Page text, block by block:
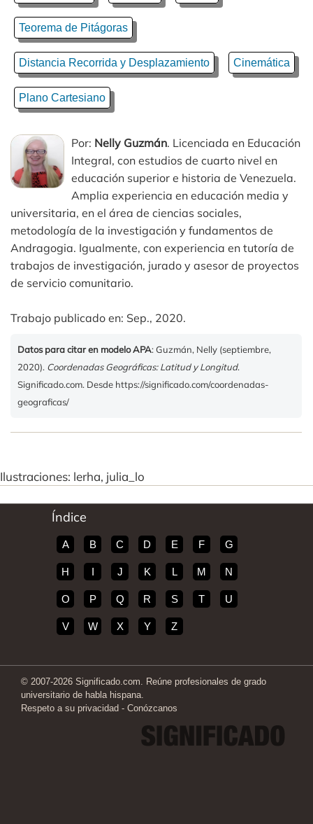
Teorema de Pitágoras
Distancia Recorrida y Desplazamiento Cinemática
Plano Cartesiano
Por: Nelly Guzmán. Licenciada en Educación
Integral, con estudios de cuarto nivel en
educación superior e historia de Venezuela.
Amplia experiencia en educación media y
universitaria, en el área de ciencias sociales,
metodología de la investigación y fundamentos de
Andragogia. Igualmente, con experiencia en tutoría de
trabajos de investigación, jurado y asesor de proyectos
de servicio comunitario.
Trabajo publicado en: Sep., 2020.
Datos para citar en modelo APA: Guzmán, Nelly (septiembre,
2020). Coordenadas Geográficas: Latitud y Longitud.
Significado.com. Desde https://significado.com/coordenadas-
geograficas/
Ilustraciones: lerha, julia_lo
Índice
A B C D E F G
H I J K L M N
O P Q R S T U
V W X Y Z
© 2007-2026 Significado.com. Reúne profesionales de grado
universitario de habla hispana.
Respeto a su privacidad - Conózcanos